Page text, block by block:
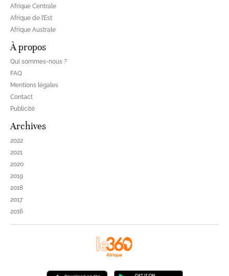
Afrique Centrale
Afrique de l’Est
Afrique Australe
À propos
Qui sommes-nous ?
FAQ
Mentions légales
Contact
Publicité
Archives
2022
2021
2020
2019
2018
2017
2016